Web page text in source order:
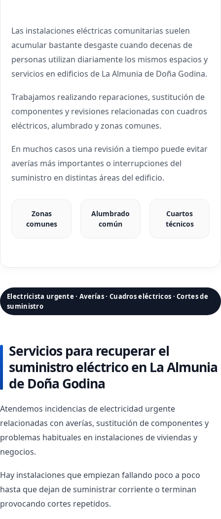
Las instalaciones eléctricas comunitarias suelen
acumular bastante desgaste cuando decenas de
personas utilizan diariamente los mismos espacios y
servicios en edificios de La Almunia de Doña Godina.
Trabajamos realizando reparaciones, sustitución de
componentes y revisiones relacionadas con cuadros
eléctricos, alumbrado y zonas comunes.
En muchos casos una revisión a tiempo puede evitar
averías más importantes o interrupciones del
suministro en distintas áreas del edificio.
Zonas
comunes
Alumbrado
común
Cuartos
técnicos
Electricista urgente · Averías · Cuadros eléctricos · Cortes de
suministro
Servicios para recuperar el
suministro eléctrico en La Almunia
de Doña Godina
Atendemos incidencias de electricidad urgente
relacionadas con averías, sustitución de componentes y
problemas habituales en instalaciones de viviendas y
negocios.
Hay instalaciones que empiezan fallando poco a poco
hasta que dejan de suministrar corriente o terminan
provocando cortes repetidos.